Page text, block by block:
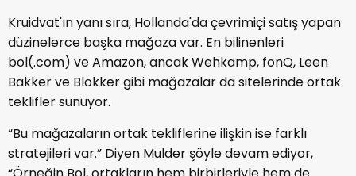
Kruidvat'ın yanı sıra, Hollanda'da çevrimiçi satış yapan
düzinelerce başka mağaza var. En bilinenleri
bol(.com) ve Amazon, ancak Wehkamp, fonQ, Leen
Bakker ve Blokker gibi mağazalar da sitelerinde ortak
teklifler sunuyor.
“Bu mağazaların ortak tekliflerine ilişkin ise farklı
stratejileri var.” Diyen Mulder şöyle devam ediyor,